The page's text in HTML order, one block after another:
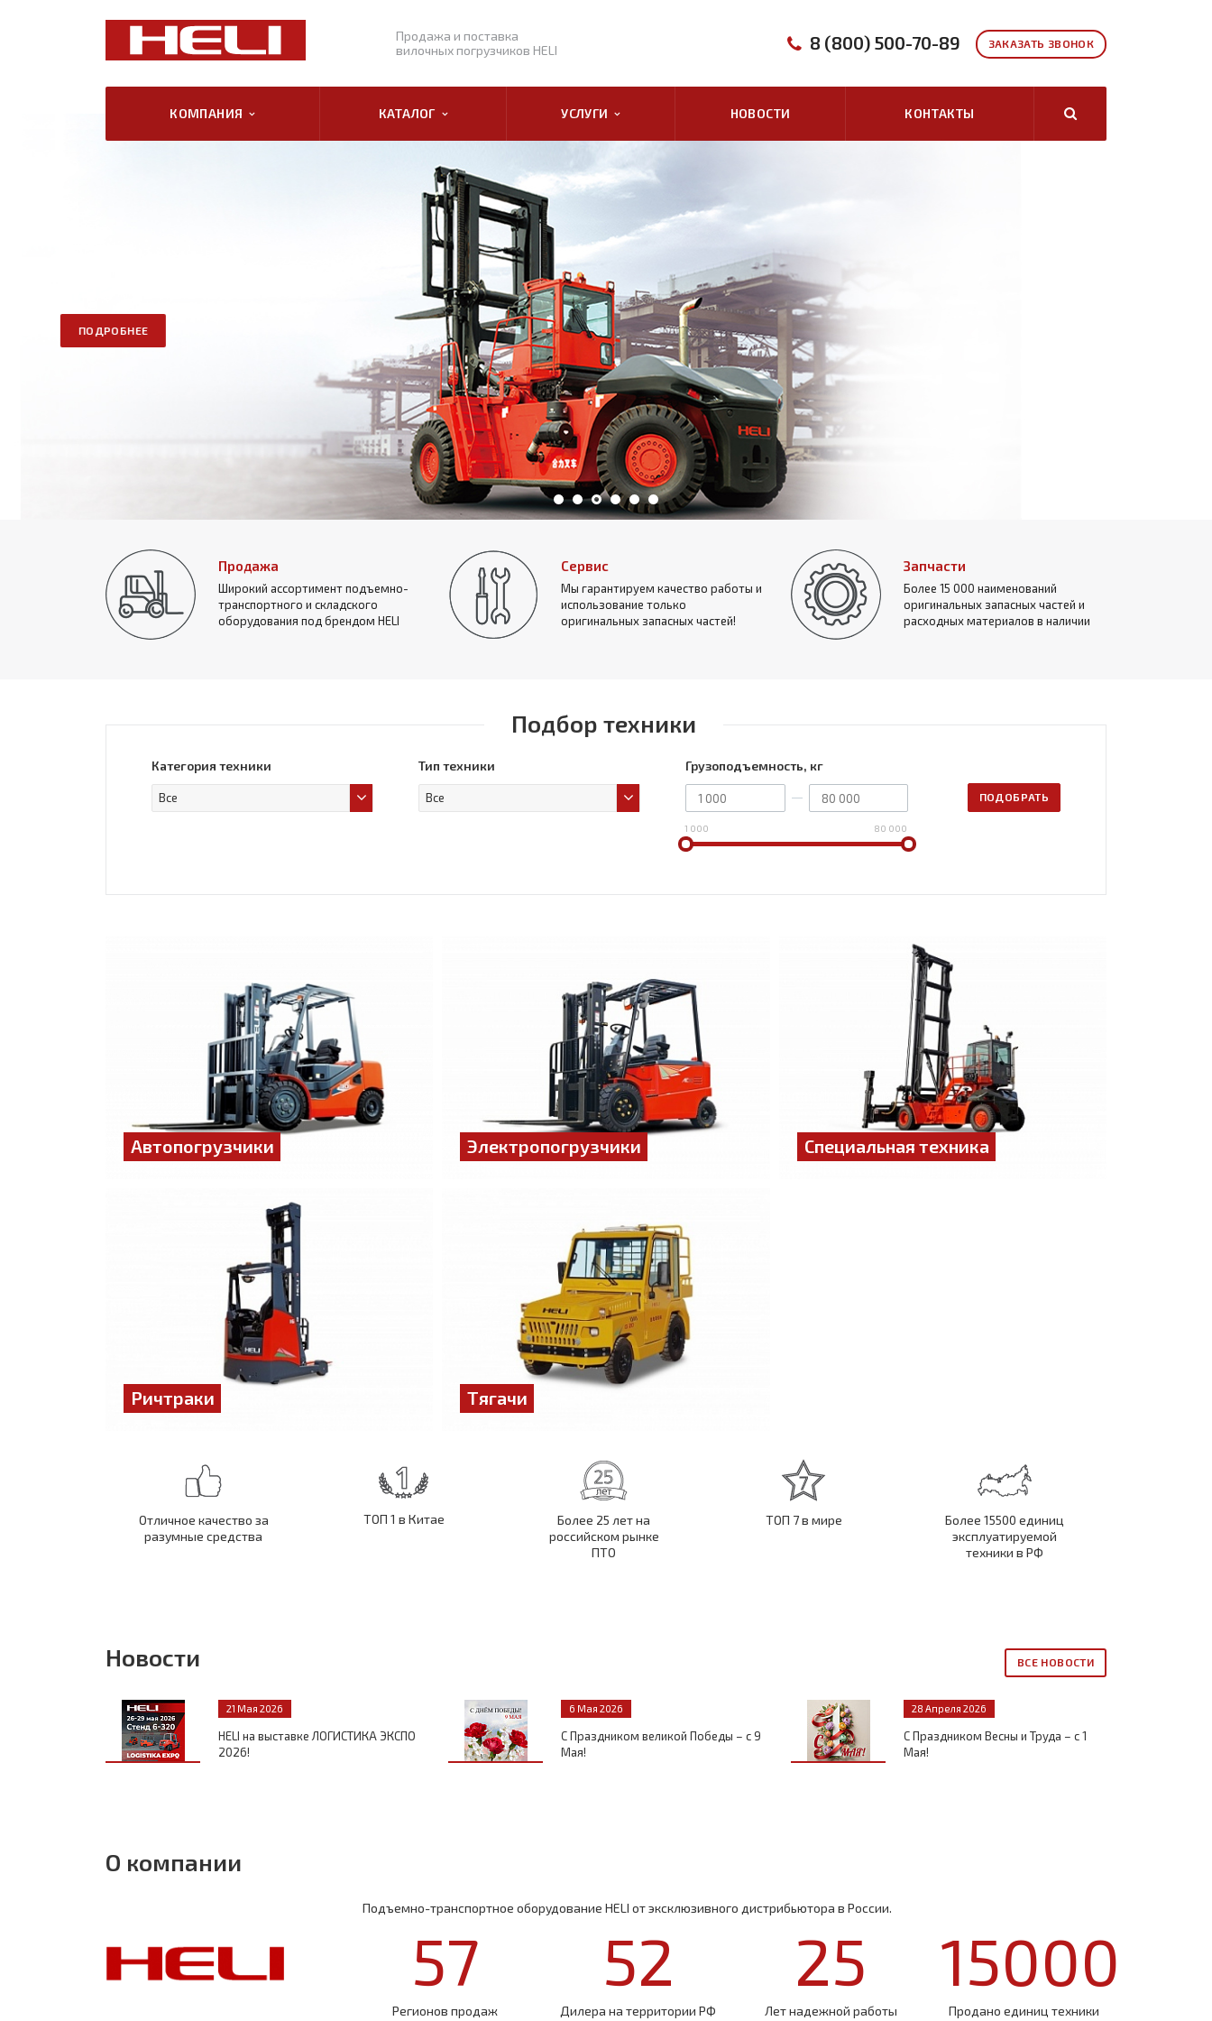
Продажа и поставка
вилочных погрузчиков HELI
ЗАКАЗАТЬ ЗВОНОК
8 (800) 500-70-89
КОМПАНИЯ КАТАЛОГ УСЛУГИ НОВОСТИ КОНТАКТЫ
Продажа
Широкий ассортимент подъемно-
транспортного и складского
оборудования под брендом HELI
Сервис
Мы гарантируем качество работы и
использование только
оригинальных запасных частей!
Запчасти
Более 15 000 наименований
оригинальных запасных частей и
расходных материалов в наличии
Подбор техники
Категория техники
Все
Тип техники
Все
Грузоподъемность, кг
1 000 80 000
Автопогрузчики Электропогрузчики Специальная техника
Ричтраки Тягачи
Отличное качество за
разумные средства
ТОП 1 в Китае
Более 25 лет на
российском рынке
ПТО
ТОП 7 в мире
Более 15500 единиц
эксплуатируемой
техники в РФ
ВСЕ НОВОСТИ
Новости
21 Мая 2026
HELI на выставке ЛОГИСТИКА ЭКСПО
2026!
6 Мая 2026
С Праздником великой Победы – с 9
Мая!
28 Апреля 2026
С Праздником Весны и Труда – с 1
Мая!
О компании
Подъемно-транспортное оборудование HELI от эксклюзивного дистрибьютора в России.
57
Регионов продаж
52
Дилера на территории РФ
25
Лет надежной работы
15000
Продано единиц техники